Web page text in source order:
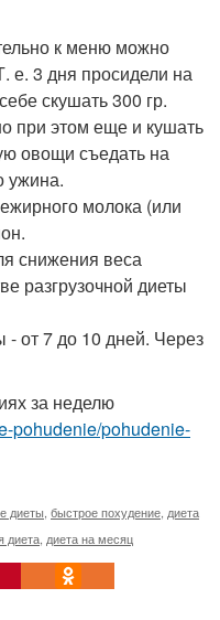
к меню можно
е. 3 дня просидели на
скушать 300 гр.
при этом еще и кушать
овощи съедать на
ужина.
молока (или
снижения веса
разгрузочной диеты
- от 7 до 10 дней. Через
за неделю
pohudenie/pohudenie-
диеты быстрое похудение диета
диета диета на месяц